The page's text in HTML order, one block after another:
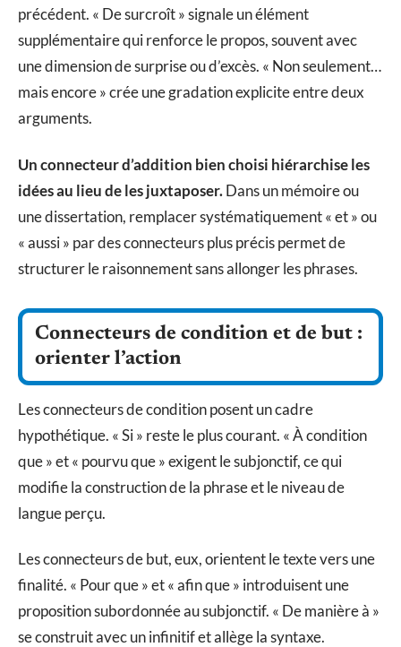
précédent. « De surcroît » signale un élément
supplémentaire qui renforce le propos, souvent avec
une dimension de surprise ou d’excès. « Non seulement…
mais encore » crée une gradation explicite entre deux
arguments.
Un connecteur d’addition bien choisi hiérarchise les
idées au lieu de les juxtaposer.Dans un mémoire ou
une dissertation, remplacer systématiquement « et » ou
« aussi » par des connecteurs plus précis permet de
structurer le raisonnement sans allonger les phrases.
Connecteurs de condition et de but :
orienter l’action
Les connecteurs de condition posent un cadre
hypothétique. « Si » reste le plus courant. « À condition
que » et « pourvu que » exigent le subjonctif, ce qui
modifie la construction de la phrase et le niveau de
langue perçu.
Les connecteurs de but, eux, orientent le texte vers une
finalité. « Pour que » et « afin que » introduisent une
proposition subordonnée au subjonctif. « De manière à »
se construit avec un infinitif et allège la syntaxe.